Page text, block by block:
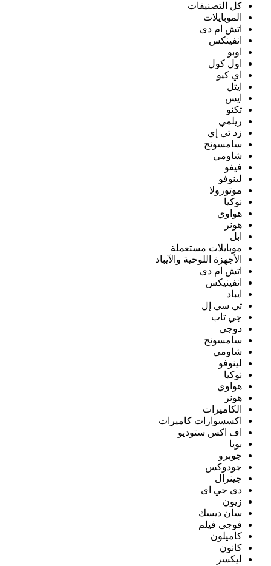
كل التصنيفات
الموبايلات
اتش ام دى
انفينكس
اوبو
اول كول
اي كيو
ايتل
ايس
تكنو
ريلمي
زد تي إي
سامسونج
شاومي
فيفو
لينوفو
موتورولا
نوكيا
هواوي
هونر
ابل
موبايلات مستعملة
الأجهزة اللوحية والآيباد
اتش ام دى
انفينيكس
ايباد
تي سي إل
جي تاب
دوجى
سامسونج
شاومي
لينوفو
نوكيا
هواوي
هونر
الكاميرات
اكسسوارات كاميرات
اف اكس ستوديو
بويا
جوبرو
جودوكس
جينرال
دى جي اى
زيون
سان ديسك
فوجى فيلم
كاميلون
كانون
ليكسر